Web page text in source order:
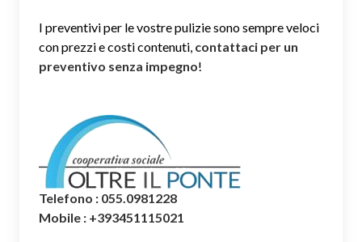
I preventivi per le vostre pulizie sono sempre veloci
con prezzi e costi contenuti, contattaci per un
preventivo senza impegno!
Telefono : 055.0981228
Mobile : +393451115021